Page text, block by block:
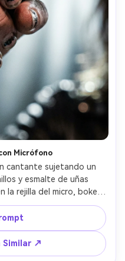
Micrófono
cantante sujetando un
y esmalte de uñas
la rejilla del micro, bokeh
dramático, tomada
poca profundidad de
fotografía de detalle
ar 4:5
Similar ↗